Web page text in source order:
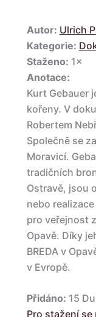
Autor: Ulrich
Kategorie:
Staženo: 1×
Anotace:
Kurt Gebauer
kořeny. V
Robertem
Společně se
Moravicí.
tradičních
Ostravě, jsou
nebo
pro veřejnost
Opavě. Díky
BREDA v
v Evropě.
Přidáno: 15
Pro stažení